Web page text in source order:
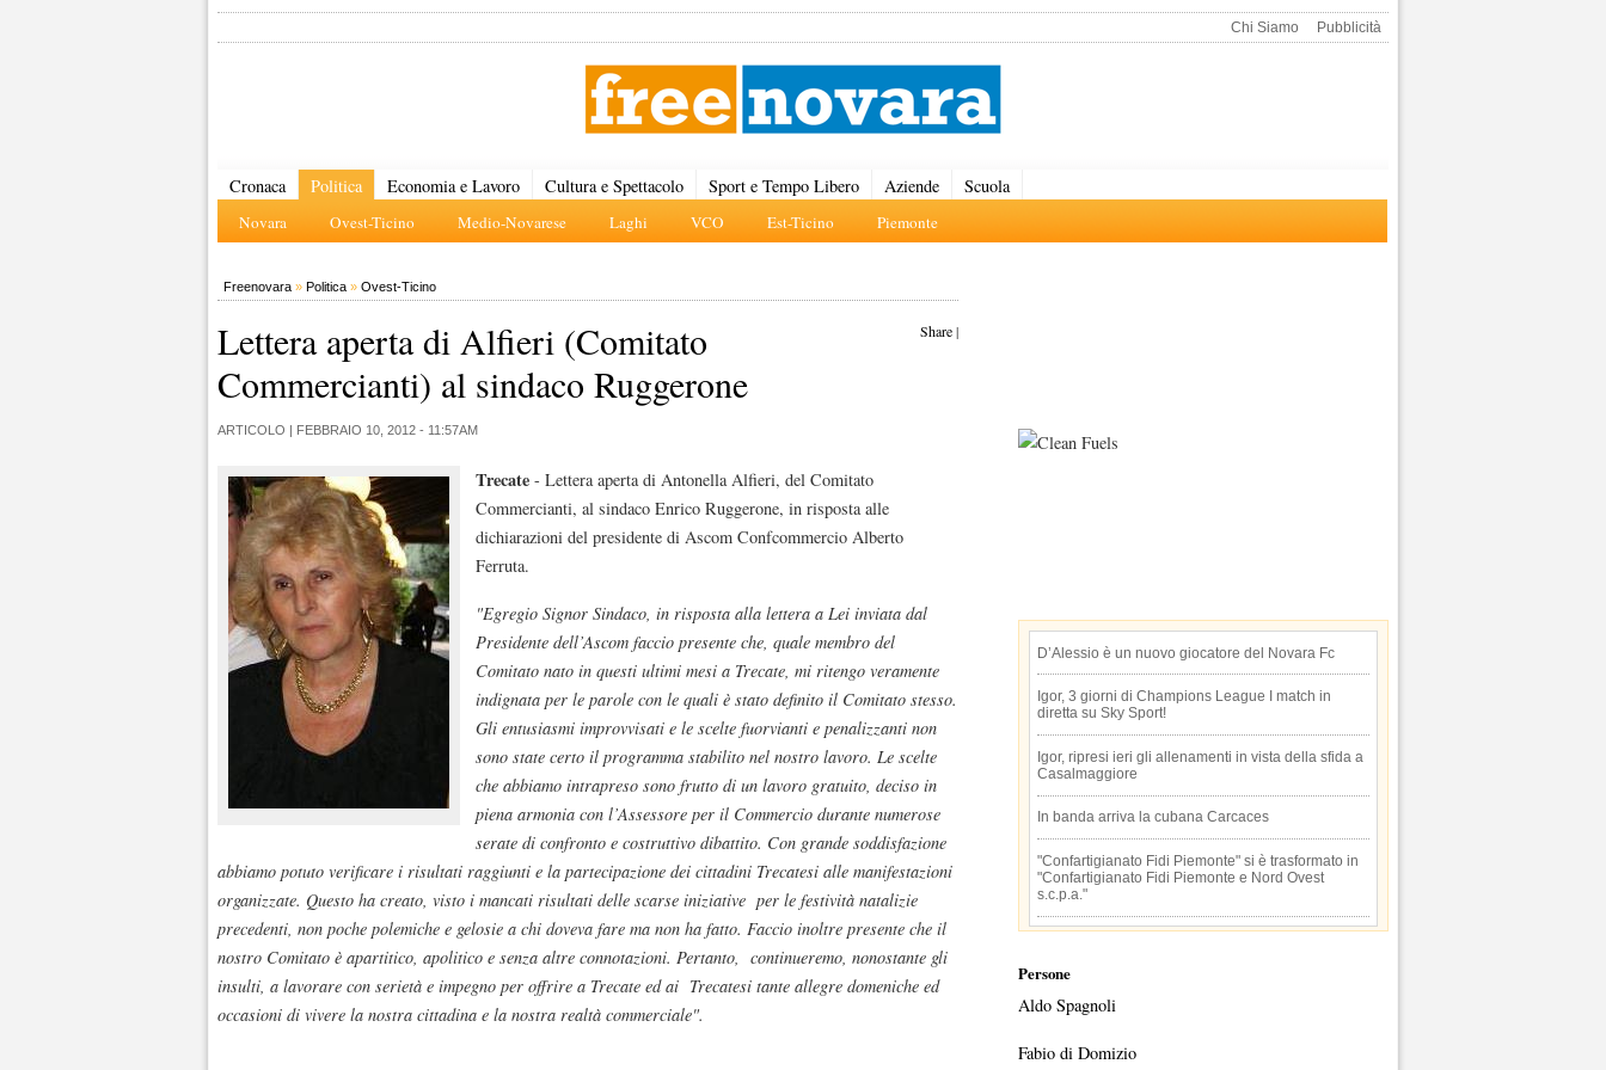
Chi Siamo Pubblicità
Cronaca Politica
Novara Ovest-Ticino Medio-Novarese Laghi VCO Est-Ticino Piemonte
Economia e Lavoro Cultura e Spettacolo Sport e Tempo Libero Aziende Scuola
Freenovara » Politica » Ovest-Ticino
Share|
Lettera aperta di Alfieri (Comitato
Commercianti) al sindaco Ruggerone
ARTICOLO | FEBBRAIO 10, 2012 - 11:57AM
Trecate - Lettera aperta di Antonella Alfieri, del Comitato
Commercianti, al sindaco Enrico Ruggerone, in risposta alle
dichiarazioni del presidente di Ascom Confcommercio Alberto
Ferruta.
"Egregio Signor Sindaco, in risposta alla lettera a Lei inviata dal
Presidente dell’Ascom faccio presente che, quale membro del
Comitato nato in questi ultimi mesi a Trecate, mi ritengo veramente
indignata per le parole con le quali è stato definito il Comitato stesso.
Gli entusiasmi improvvisati e le scelte fuorvianti e penalizzanti non
sono state certo il programma stabilito nel nostro lavoro. Le scelte
che abbiamo intrapreso sono frutto di un lavoro gratuito, deciso in
piena armonia con l’Assessore per il Commercio durante numerose
serate di confronto e costruttivo dibattito. Con grande soddisfazione
abbiamo potuto verificare i risultati raggiunti e la partecipazione dei cittadini Trecatesi alle manifestazioni
organizzate. Questo ha creato, visto i mancati risultati delle scarse iniziative per le festività natalizie
precedenti, non poche polemiche e gelosie a chi doveva fare ma non ha fatto. Faccio inoltre presente che il
nostro Comitato è apartitico, apolitico e senza altre connotazioni. Pertanto, continueremo, nonostante gli
insulti, a lavorare con serietà e impegno per offrire a Trecate ed ai Trecatesi tante allegre domeniche ed
occasioni di vivere la nostra cittadina e la nostra realtà commerciale".
D’Alessio è un nuovo giocatore del Novara Fc
Igor, 3 giorni di Champions League I match in
diretta su Sky Sport!
Igor, ripresi ieri gli allenamenti in vista della sfida a
Casalmaggiore
In banda arriva la cubana Carcaces
"Confartigianato Fidi Piemonte" si è trasformato in
"Confartigianato Fidi Piemonte e Nord Ovest
s.c.p.a."
Persone
Aldo Spagnoli
Fabio di Domizio